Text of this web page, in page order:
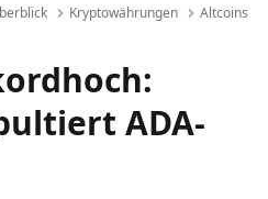
Kryptowährungen Altcoins
ADA-